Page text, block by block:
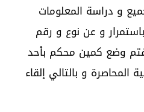
و دراسة المعلومات
و عن نوع و رقم
وضع كمين محكم بأحد
المحاصرة و بالتالي إلقاء